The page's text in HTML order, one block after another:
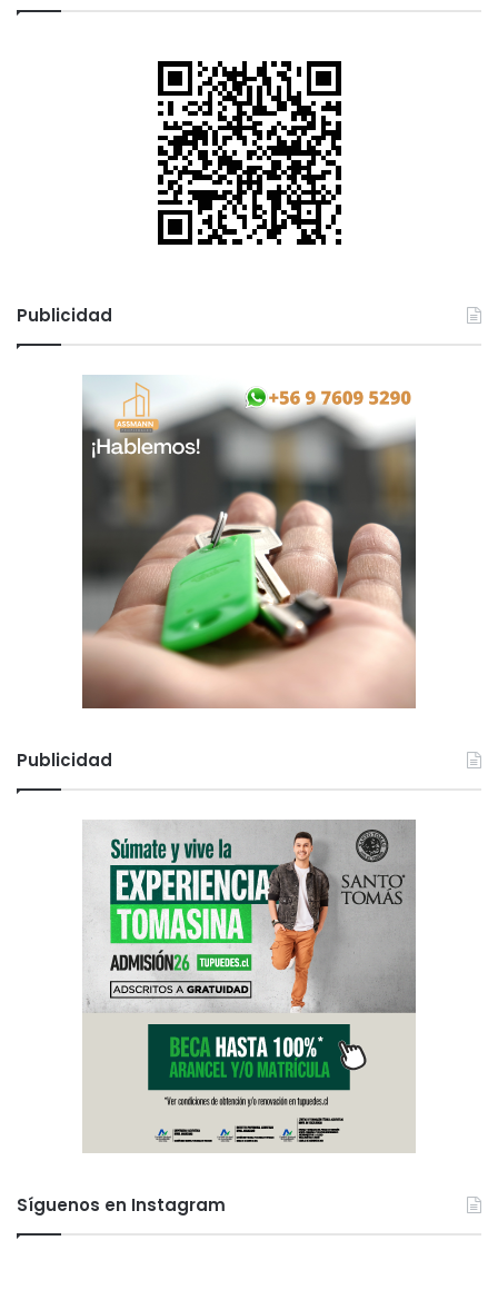
Publicidad
Publicidad
Síguenos en Instagram